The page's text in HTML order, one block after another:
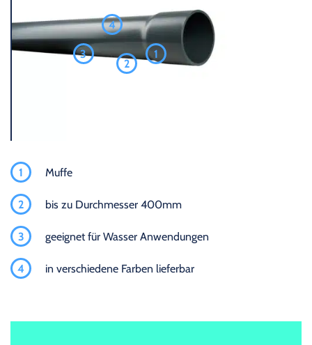
1
2
3
4
1 Muffe
2 bis zu Durchmesser 400mm
3 geeignet für Wasser Anwendungen
4 in verschiedene Farben lieferbar